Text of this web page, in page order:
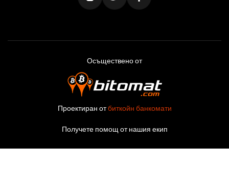
Осъществено от
Проектиран отбиткойн банкомати
Получете помощ от нашия екип